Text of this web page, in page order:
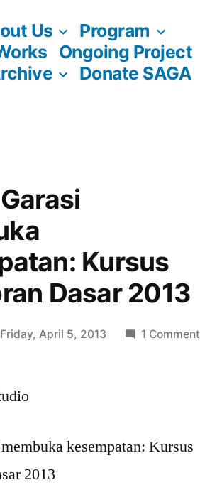
Us
Program
Ongoing Project
Donate SAGA
Kursus
Dasar 2013
Friday, April 5, 2013 1 Comment
kesempatan: Kursus
2013